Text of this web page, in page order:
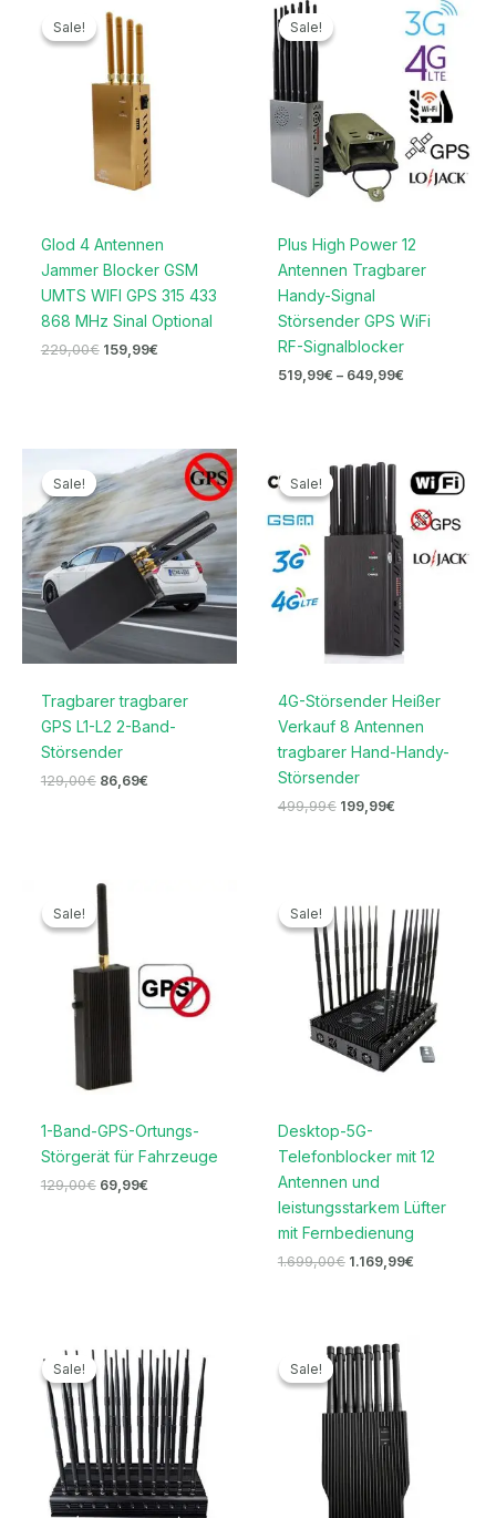
Sale!
Sale!
Glod 4 Antennen
Jammer Blocker GSM
UMTS WIFI GPS 315 433
868 MHz Sinal Optional
229,00€
Preis
war:
229,00€
159,99€
Sale!
Sale!
Plus High Power 12
Antennen Tragbarer
Handy-Signal
Störsender GPS WiFi
RF-Signalblocker
519,99€ – 649,99€
519,99€
bis
649,99€
Sale!
Sale!
Tragbarer tragbarer
GPS L1-L2 2-Band-
Störsender
129,00€
Ursprünglicher
Preis
war:
129,00€
86,69€
Aktueller
Preis
ist:
86,69€.
Sale!
Sale!
4G-Störsender Heißer
Verkauf 8 Antennen
tragbarer Hand-Handy-
Störsender
499,99€
Preis
war:
499,99€
199,99€
Preis
ist:
199,99€.
Sale!
Sale!
1-Band-GPS-Ortungs-
Störgerät für Fahrzeuge
129,00€
Ursprünglicher
Preis
war:
129,00€
69,99€
Sale!
Sale!
Desktop-5G-
Telefonblocker mit 12
Antennen und
leistungsstarkem Lüfter
mit Fernbedienung
1.699,00€
Preis
war:
1.699,00€
1.169,99€
ist:
1.169,99€.
Sale!
Sale!
Preis
war:
1.599,00€
Preis
ist:
739,99€.
Sale!
Sale!
Ursprünglicher
Preis
war:
1.699,00€